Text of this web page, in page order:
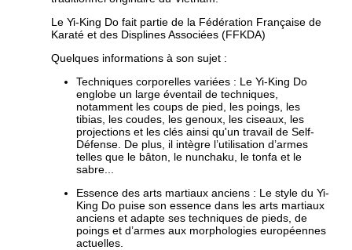
Le Yi-King Do fait partie de la Fédération Française de
Karaté et des Displines Associées (FFKDA)
Quelques informations à son sujet :
Techniques corporelles variées : Le Yi-King Do
englobe un large éventail de techniques,
notamment les coups de pied, les poings, les
tibias, les coudes, les genoux, les ciseaux, les
projections et les clés ainsi qu'un travail de Self-
Défense. De plus, il intègre l’utilisation d’armes
telles que le bâton, le nunchaku, le tonfa et le
sabre...
Essence des arts martiaux anciens : Le style du Yi-
King Do puise son essence dans les arts martiaux
anciens et adapte ses techniques de pieds, de
poings et d’armes aux morphologies européennes
actuelles.